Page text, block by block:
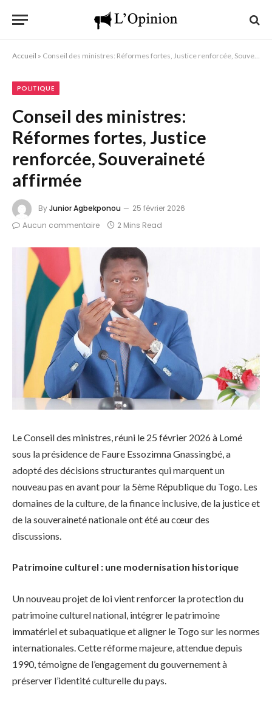
Accueil » Conseil des ministres: Réformes fortes, Justice renforcée, Souveraineté affirmée
POLITIQUE
Conseil des ministres:
Réformes fortes, Justice
renforcée, Souveraineté
affirmée
ByJunior Agbekponou
25 février 2026
Aucun commentaire
2 Mins Read
Le Conseil des ministres, réuni le 25 février 2026 à Lomé
sous la présidence de Faure Essozimna Gnassingbé, a
adopté des décisions structurantes qui marquent un
nouveau pas en avant pour la 5ème République du Togo. Les
domaines de la culture, de la finance inclusive, de la justice et
de la souveraineté nationale ont été au cœur des
discussions.
Patrimoine culturel : une modernisation historique
Un nouveau projet de loi vient renforcer la protection du
patrimoine culturel national, intégrer le patrimoine
immatériel et subaquatique et aligner le Togo sur les normes
internationales. Cette réforme majeure, attendue depuis
1990, témoigne de l’engagement du gouvernement à
préserver l’identité culturelle du pays.